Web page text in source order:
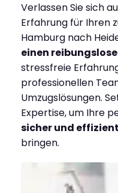
Verlassen Sie sich
Erfahrung für Ihren
Hamburg nach
einen
stressfreie
professionellen
Umzugslösungen.
Expertise, um Ihre
sicher und effizient
bringen.